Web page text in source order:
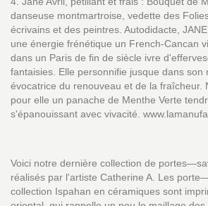
danseuse montmartroise, vedette des
écrivains et des peintres. Autodidacte,
une énergie frénétique un French-Cancan
dans un Paris de fin de siècle ivre
fantaisies. Elle personnifie jusque dans son
évocatrice du renouveau et de la fraîcheur.
pour elle un panache de Menthe Verte
s'épanouissant avec vivacité.
Voici notre dernière collection de
réalisés par l'artiste Catherine A. Les
collection Ispahan en céramiques sont